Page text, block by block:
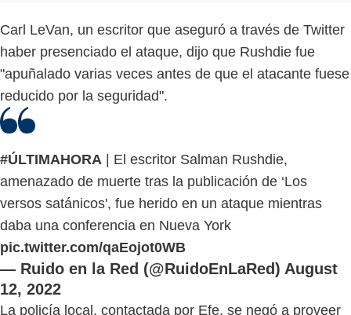
Carl LeVan, un escritor que aseguró a través de Twitter
haber presenciado el ataque, dijo que Rushdie fue
"apuñalado varias veces antes de que el atacante fuese
reducido por la seguridad".
#ÚLTIMAHORA | El escritor Salman Rushdie,
amenazado de muerte tras la publicación de ‘Los
versos satánicos', fue herido en un ataque mientras
daba una conferencia en Nueva York
pic.twitter.com/qaEojot0WB
— Ruido en la Red (@RuidoEnLaRed) August
12, 2022
La policía local, contactada por Efe, se negó a proveer